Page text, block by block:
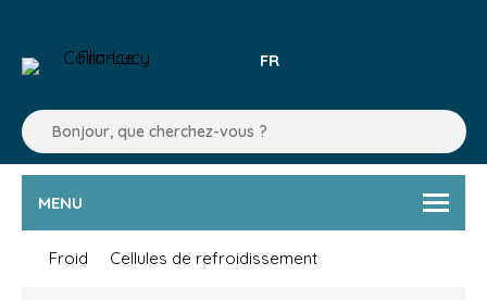
FR
MENU
Froid Cellules de refroidissement